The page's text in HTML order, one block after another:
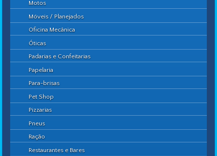
Motos
Móveis / Planejados
Oficina Mecânica
Óticas
Padarias e Confeitarias
Papelaria
Para-brisas
Pet Shop
Pizzarias
Pneus
Ração
Restaurantes e Bares